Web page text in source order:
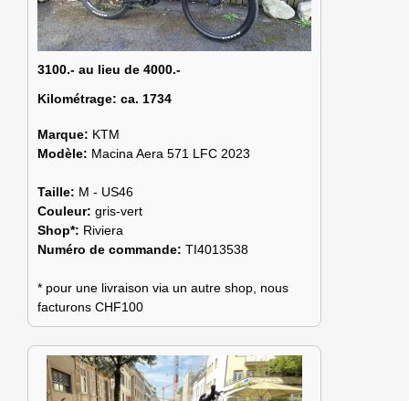
3100.- au lieu de 4000.-
Kilométrage: ca. 1734
Marque: KTM
Modèle: Macina Aera 571 LFC 2023
Taille: M - US46
Couleur: gris-vert
Shop*: Riviera
Numéro de commande: TI4013538
* pour une livraison via un autre shop, nous
facturons CHF100